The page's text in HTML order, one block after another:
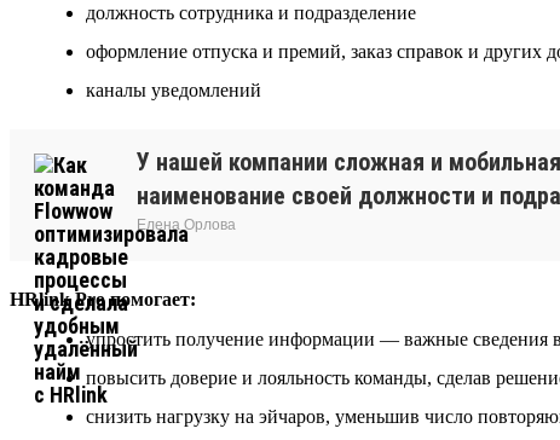
должность сотрудника и подразделение
оформление отпуска и премий, заказ справок и других
каналы уведомлений
У нашей компании сложная и
наименование своей должности и
Елена Орлова
HRlink Pro помогает:
упростить получение информации — важные сведения
повысить доверие и лояльность команды, сделав
снизить нагрузку на эйчаров, уменьшив число